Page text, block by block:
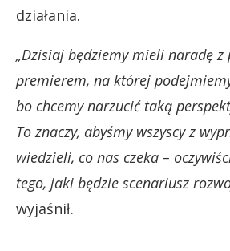
działania.
„Dzisiaj będziemy mieli naradę z
premierem, na której
bo chcemy narzucić taką
To znaczy, abyśmy wszyscy z
wiedzieli, co nas czeka –
tego, jaki będzie scenariusz
wyjaśnił.